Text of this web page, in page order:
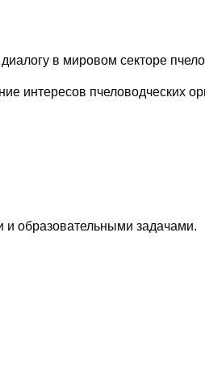
в мировом секторе
интересов пчеловодческих
и образовательными задачами.